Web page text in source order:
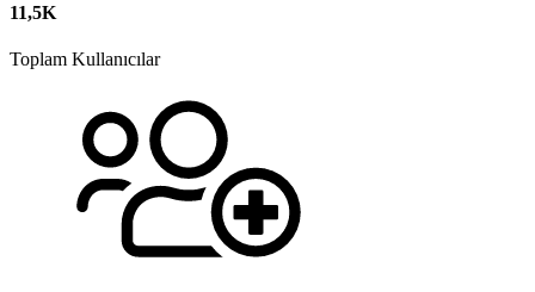
11,5K
Toplam Kullanıcılar